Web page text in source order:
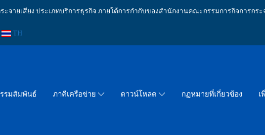
ายเสียง ประเภทบริการธุรกิจ ภายใต้การกำกับของสำนักงานคณะกรรมการกิจการก
TH
รมสัมพันธ์ ภาคีเครือข่าย ดาวน์โหลด กฏหมายที่เกี่ยวข้อง เ